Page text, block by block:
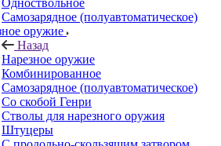
Одноствольное
Самозарядное (полуавтоматическое)
оружие
Назад
Нарезное оружие
Комбинированное
Самозарядное (полуавтоматическое)
Со скобой Генри
Стволы для нарезного оружия
Штуцеры